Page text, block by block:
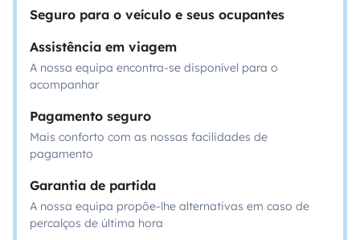
Seguro para o veículo e seus ocupantes
Assistência em viagem
A nossa equipa encontra-se disponível para o
acompanhar
Pagamento seguro
Mais conforto com as nossas facilidades de
pagamento
Garantia de partida
A nossa equipa propõe-lhe alternativas em caso de
percalços de última hora